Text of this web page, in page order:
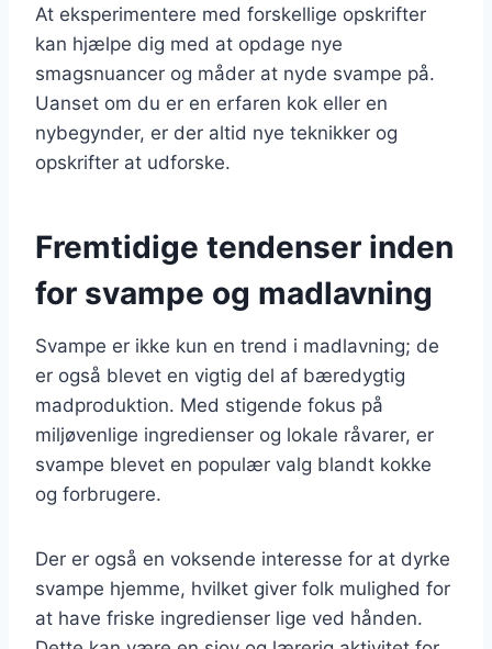
At eksperimentere med forskellige opskrifter
kan hjælpe dig med at opdage nye
smagsnuancer og måder at nyde svampe på.
Uanset om du er en erfaren kok eller en
nybegynder, er der altid nye teknikker og
opskrifter at udforske.
Fremtidige tendenser inden
for svampe og madlavning
Svampe er ikke kun en trend i madlavning; de
er også blevet en vigtig del af bæredygtig
madproduktion. Med stigende fokus på
miljøvenlige ingredienser og lokale råvarer, er
svampe blevet en populær valg blandt kokke
og forbrugere.
Der er også en voksende interesse for at dyrke
svampe hjemme, hvilket giver folk mulighed for
at have friske ingredienser lige ved hånden.